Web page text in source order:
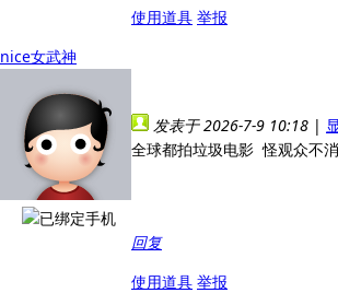
使用道具 举报
nice女武神
发表于 2026-7-9 10:18 |
全球都拍垃圾电影 怪观众不
回复
使用道具 举报